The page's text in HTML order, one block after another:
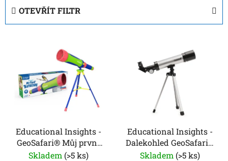
n OTEVŘÍT FILTR
Educational Insights -
GeoSafari® Můj první
dalekohled
Skladem (>5 ks)
Educational Insights -
Dalekohled GeoSafari®
Vega 360™
Skladem (>5 ks)